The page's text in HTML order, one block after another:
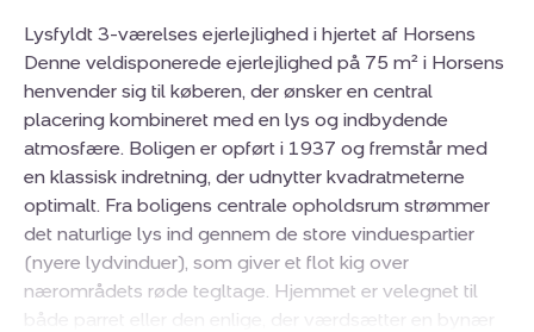
Lysfyldt 3-værelses ejerlejlighed i hjertet af Horsens
Denne veldisponerede ejerlejlighed på 75 m² i Horsens
henvender sig til køberen, der ønsker en central
placering kombineret med en lys og indbydende
atmosfære. Boligen er opført i 1937 og fremstår med
en klassisk indretning, der udnytter kvadratmeterne
optimalt. Fra boligens centrale opholdsrum strømmer
det naturlige lys ind gennem de store vinduespartier
(nyere lydvinduer), som giver et flot kig over
nærområdets røde tegltage. Hjemmet er velegnet til
både parret eller den enlige, der værdsætter en bynær